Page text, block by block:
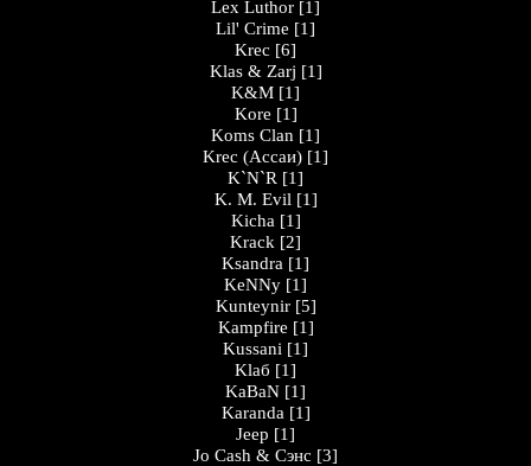
Lex Luthor [1]
Lil' Crime [1]
Krec [6]
Klas & Zarj [1]
K&M [1]
Kore [1]
Koms Clan [1]
Krec (Ассаи) [1]
K`N`R [1]
K. M. Evil [1]
Kicha [1]
Krack [2]
Ksandra [1]
KeNNy [1]
Kunteynir [5]
Kampfire [1]
Kussani [1]
Klaб [1]
KaBaN [1]
Karanda [1]
Jeep [1]
Jo Cash & Сэнс [3]